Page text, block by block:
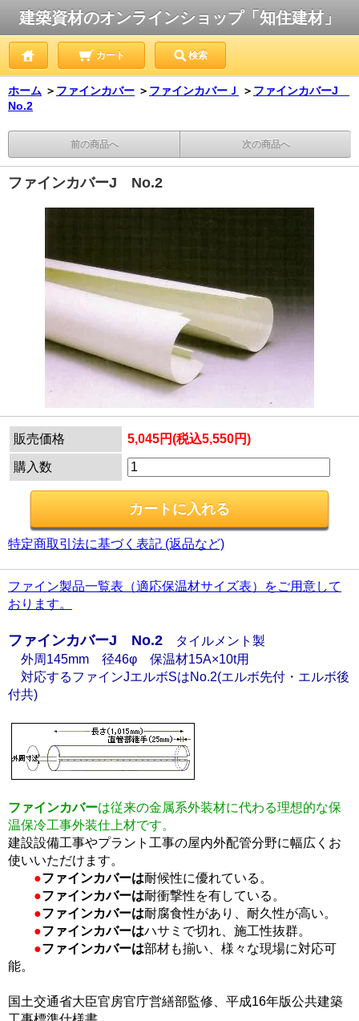
建築資材のオンラインショップ「知住建材」
カート 検索
ホーム ＞ ファインカバー ＞ ファインカバーＪ ＞ ファインカバーJ
No.2
前の商品へ 次の商品へ
ファインカバーJ No.2
販売価格 5,045円(税込5,550円)
購入数
特定商取引法に基づく表記 (返品など)
ファイン製品一覧表（適応保温材サイズ表）をご用意して
おります。
ファインカバーJ No.2 タイルメント製
外周145mm 径46φ 保温材15A×10t用
対応するファインJエルボSはNo.2(エルボ先付・エルボ後
付共)
ファインカバーは従来の金属系外装材に代わる理想的な保
温保冷工事外装仕上材です。
建設設備工事やプラント工事の屋内外配管分野に幅広くお
使いいただけます。
●ファインカバーは耐候性に優れている。
●ファインカバーは耐衝撃性を有している。
●ファインカバーは耐腐食性があり、耐久性が高い。
●ファインカバーはハサミで切れ、施工性抜群。
●ファインカバーは部材も揃い、様々な現場に対応可
能。
国土交通省大臣官房官庁営繕部監修、平成16年版公共建築